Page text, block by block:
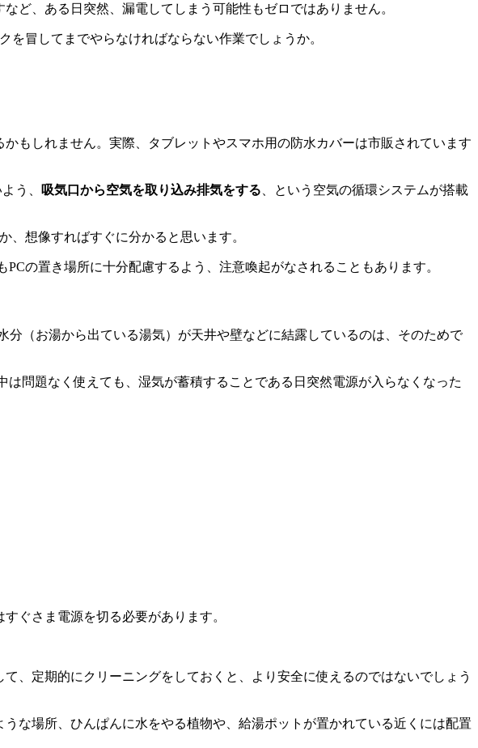
ど、ある日突然、漏電してしまう可能性もゼロではありません。
冒してまでやらなければならない作業でしょうか。
もしれません。実際、タブレットやスマホ用の防水カバーは市販されています
う、 吸気口から空気を取り込み排気をする 、という空気の循環システムが搭載
想像すればすぐに分かると思います。
の置き場所に十分配慮するよう、注意喚起がなされることもあります。
（お湯から出ている湯気）が天井や壁などに結露しているのは、そのためで
問題なく使えても、湿気が蓄積することである日突然電源が入らなくなった
ぐさま電源を切る必要があります。
、定期的にクリーニングをしておくと、より安全に使えるのではないでしょう
な場所、ひんぱんに水をやる植物や、給湯ポットが置かれている近くには配置